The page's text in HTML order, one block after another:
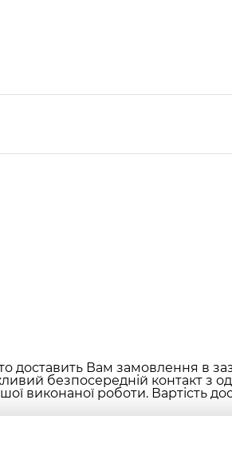
доставить Вам замовлення в
безпосередній контакт з
виконаної роботи. Вартість